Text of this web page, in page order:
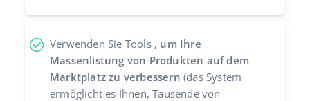
Verwenden Sie Tools , um Ihre
Massenlistung von Produkten auf dem
Marktplatz zu verbessern (das System
ermöglicht es Ihnen, Tausende von